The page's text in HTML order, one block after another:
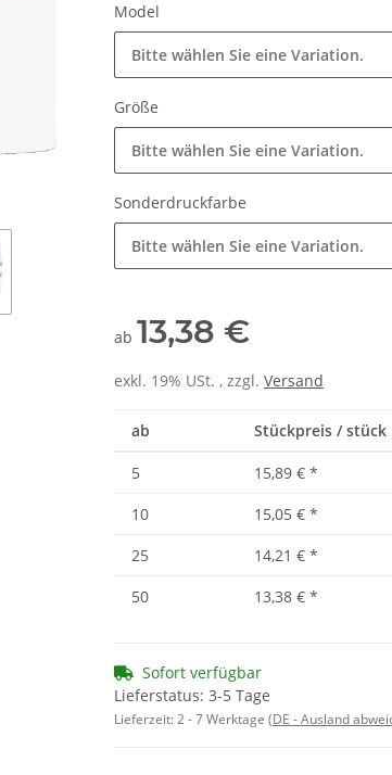
Model
Bitte wählen Sie eine Variation.
Größe
Bitte wählen Sie eine Variation.
Sonderdruckfarbe
Bitte wählen Sie eine Variation.
ab 13,38 €
exkl. 19% USt. , zzgl. Versand
ab Stückpreis / stück
5 15,89 € *
10
15,05 € *
25
14,21 € *
50
13,38 € *
Sofort verfügbar
Lieferstatus: 3-5 Tage
Lieferzeit:2 - 7 Werktage (DE - Ausland